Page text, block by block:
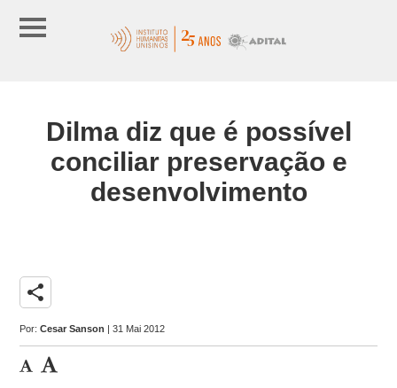
Dilma diz que é possível
conciliar preservação e
desenvolvimento
share
Por:Cesar Sanson | 31 Mai 2012